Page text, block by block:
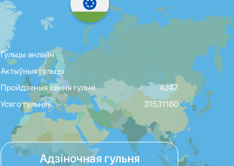
Гульцы анлайн
Актыўныя гульцы
Пройдзеныя сёння гульні
4247
Усяго гульняў
31531160
Адзіночная гульня